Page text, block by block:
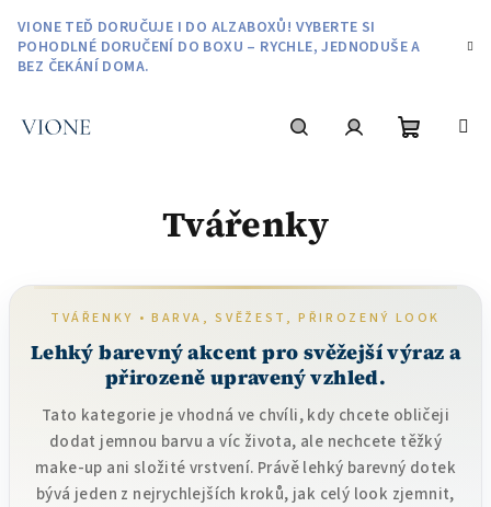
obsah
VIONE TEĎ DORUČUJE I DO ALZABOXŮ! VYBERTE SI
POHODLNÉ DORUČENÍ DO BOXU – RYCHLE, JEDNODUŠE A
BEZ ČEKÁNÍ DOMA.
Tvářenky
TVÁŘENKY • BARVA, SVĚŽEST, PŘIROZENÝ LOOK
Lehký barevný akcent pro svěžejší výraz a
přirozeně upravený vzhled.
Tato kategorie je vhodná ve chvíli, kdy chcete obličeji
dodat jemnou barvu a víc života, ale nechcete těžký
make-up ani složité vrstvení. Právě lehký barevný dotek
bývá jeden z nejrychlejších kroků, jak celý look zjemnit,